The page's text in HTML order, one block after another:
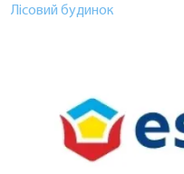
Лісовий будинок